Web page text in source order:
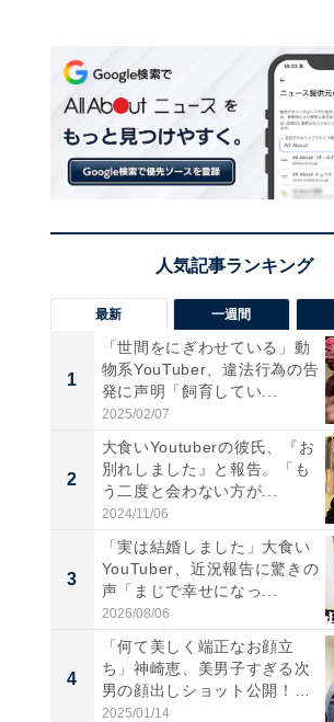
最新 一週間
1
「世間をにぎわせている」動
物系YouTuber、違法行為の告
発に声明「飼育してい...
2025/02/07
2
大食いYoutuberの彼氏、『お
別れしました』と報告。「も
う二度と会わない方が...
2024/11/06
3
「実は結婚しました」大食い
YouTuber、近況報告に驚きの
声「まじで幸せになっ...
2026/08/06
4
「何て美しく端正なお顔立
ち」神崎恵、美男子すぎる次
男の顔出しショット公開！
「め...
2025/01/14